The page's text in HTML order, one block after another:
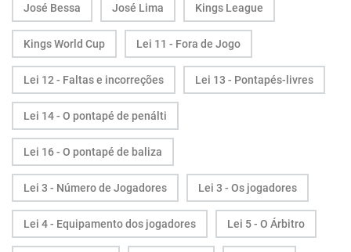
José Bessa José Lima Kings League
Kings World Cup Lei 11 - Fora de Jogo
Lei 12 - Faltas e incorreções Lei 13 - Pontapés-livres
Lei 14 - O pontapé de penálti
Lei 16 - O pontapé de baliza
Lei 3 - Número de Jogadores Lei 3 - Os jogadores
Lei 4 - Equipamento dos jogadores Lei 5 - O Árbitro